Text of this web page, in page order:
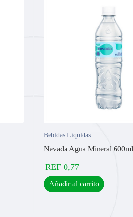
Bebidas Líquidas
Nevada Agua Mineral 600ml
REF 0,77
Añadir al carrito